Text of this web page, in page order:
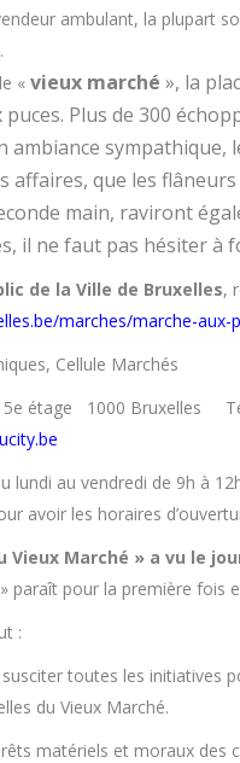
ambulant, la plupart
« vieux marché », la
puces. Plus de 300
ambiance
affaires, que les
main, raviront
il ne faut pas hésiter à
de la Ville de Bruxelles,
marches/marche-aux-
Cellule Marchés
étage 1000 Bruxelles
lundi au vendredi de 9h à
avoir les horaires
Vieux Marché » a vu le
paraît pour la première fois
:
susciter toutes les initiatives
du Vieux Marché.
matériels et moraux des